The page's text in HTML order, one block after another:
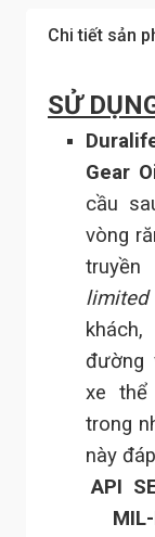
Chi tiết sản
SỬ
Gear
cầu
vòng
limited
đường
xe thể
trong
này
API
MIL-L-